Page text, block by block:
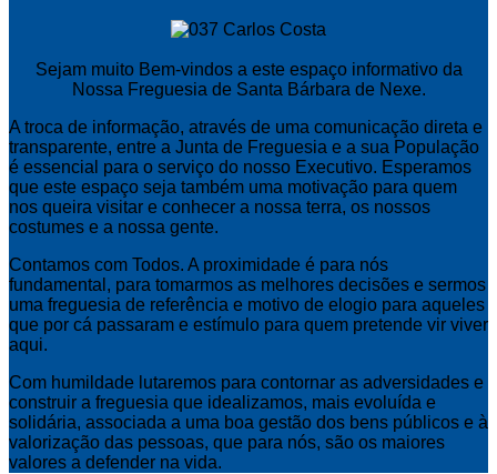
Sejam muito Bem-vindos a este espaço informativo da
Nossa Freguesia de Santa Bárbara de Nexe.
A troca de informação, através de uma comunicação direta e
transparente, entre a Junta de Freguesia e a sua População
é essencial para o serviço do nosso Executivo. Esperamos
que este espaço seja também uma motivação para quem
nos queira visitar e conhecer a nossa terra, os nossos
costumes e a nossa gente.
Contamos com Todos. A proximidade é para nós
fundamental, para tomarmos as melhores decisões e sermos
uma freguesia de referência e motivo de elogio para aqueles
que por cá passaram e estímulo para quem pretende vir viver
aqui.
Com humildade lutaremos para contornar as adversidades e
construir a freguesia que idealizamos, mais evoluída e
solidária, associada a uma boa gestão dos bens públicos e à
valorização das pessoas, que para nós, são os maiores
valores a defender na vida.